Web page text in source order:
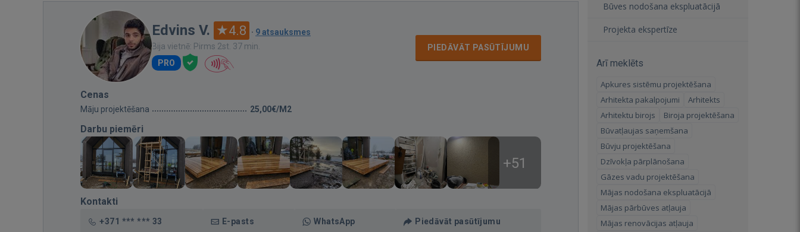
Edvins V. 4.8 · 9 atsauksmes
Bija vietnē: Pirms 2st. 37 min.
PRO
PIEDĀVĀT PASŪTĪJUMU
Cenas
Māju projektēšana 25,00€/M2
Darbu piemēri
+51
Kontakti
+371 *** *** 33 E-pasts WhatsApp Piedāvāt pasūtījumu
Būves nodošana ekspluatācijā
Projekta ekspertīze
Arī meklēts
Apkures sistēmu projektēšana
Arhitekta pakalpojumi
Arhitekts
Arhitektu birojs
Biroja projektēšana
Būvatļaujas saņemšana
Būvju projektēšana
Dzīvokļa pārplānošana
Gāzes vadu projektēšana
Mājas nodošana ekspluatācijā
Mājas pārbūves atļauja
Mājas renovācijas atļauja